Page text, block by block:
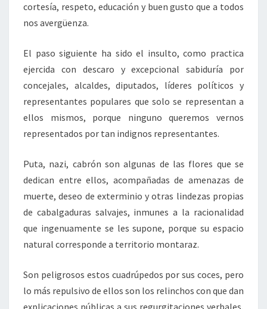
cortesía, respeto, educación y buen gusto que a todos
nos avergüenza.
El paso siguiente ha sido el insulto, como practica
ejercida con descaro y excepcional sabiduría por
concejales, alcaldes, diputados, líderes políticos y
representantes populares que solo se representan a
ellos mismos, porque ninguno queremos vernos
representados por tan indignos representantes.
Puta, nazi, cabrón son algunas de las flores que se
dedican entre ellos, acompañadas de amenazas de
muerte, deseo de exterminio y otras lindezas propias
de cabalgaduras salvajes, inmunes a la racionalidad
que ingenuamente se les supone, porque su espacio
natural corresponde a territorio montaraz.
Son peligrosos estos cuadrúpedos por sus coces, pero
lo más repulsivo de ellos son los relinchos con que dan
explicaciones públicas a sus regurgitaciones verbales,